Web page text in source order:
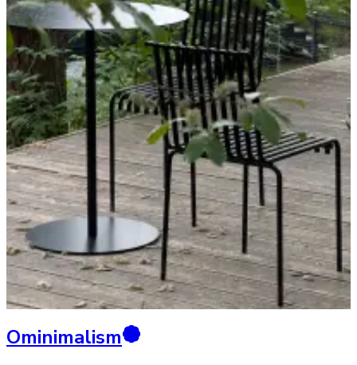
Ominimalism